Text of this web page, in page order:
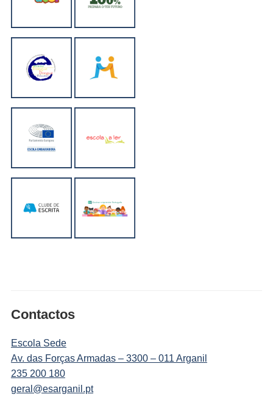
Contactos
Escola Sede
Av. das Forças Armadas – 3300 – 011 Arganil
235 200 180
geral@esarganil.pt